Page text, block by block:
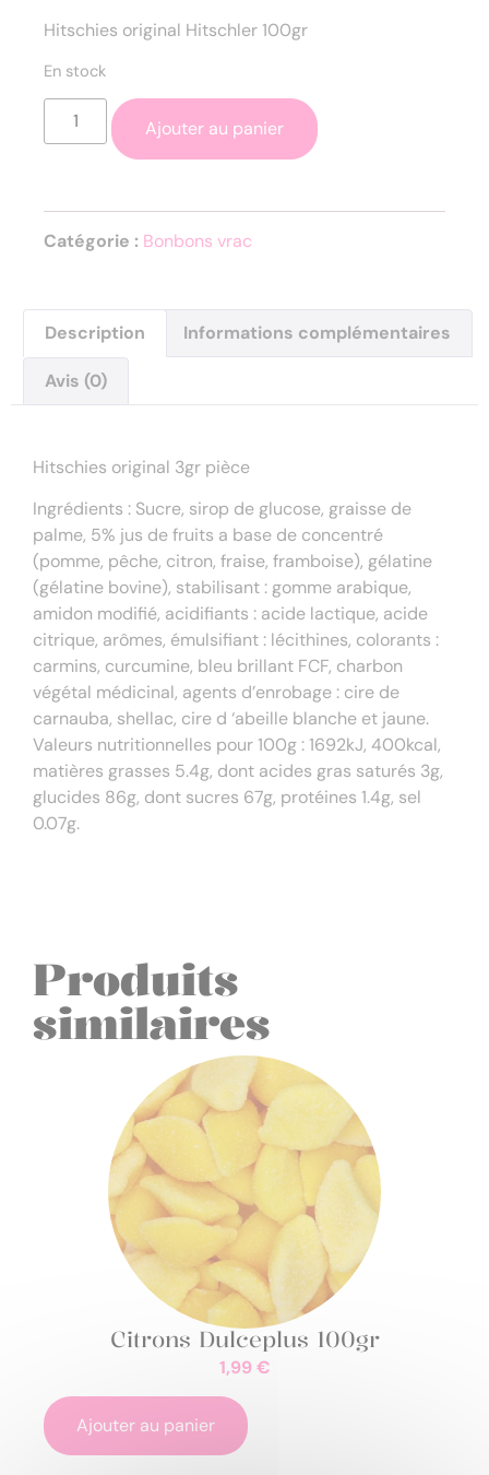
Hitschies original Hitschler 100gr
En stock
Ajouter au panier
Catégorie : Bonbons vrac
Description Informations complémentaires
Avis (0)
Hitschies original 3gr pièce
Ingrédients : Sucre, sirop de glucose, graisse de
palme, 5% jus de fruits a base de concentré
(pomme, pêche, citron, fraise, framboise), gélatine
(gélatine bovine), stabilisant : gomme arabique,
amidon modifié, acidifiants : acide lactique, acide
citrique, arômes, émulsifiant : lécithines, colorants :
carmins, curcumine, bleu brillant FCF, charbon
végétal médicinal, agents d’enrobage : cire de
carnauba, shellac, cire d ‘abeille blanche et jaune.
Valeurs nutritionnelles pour 100g : 1692kJ, 400kcal,
matières grasses 5.4g, dont acides gras saturés 3g,
glucides 86g, dont sucres 67g, protéines 1.4g, sel
0.07g.
Produits
similaires
Citrons Dulceplus 100gr
1,99€
Ajouter au panier